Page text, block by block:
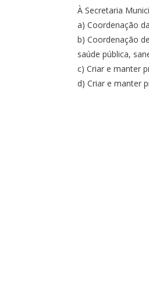
À Secretaria
a) Coordenação
b) Coordenação
saúde pública,
c) Criar e manter
d) Criar e manter